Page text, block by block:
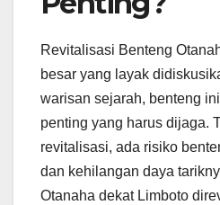
Revitalisasi Benteng
besar yang layak
warisan sejarah, benteng
penting yang harus dijaga.
revitalisasi, ada risiko
dan kehilangan daya
Otanaha dekat Limboto